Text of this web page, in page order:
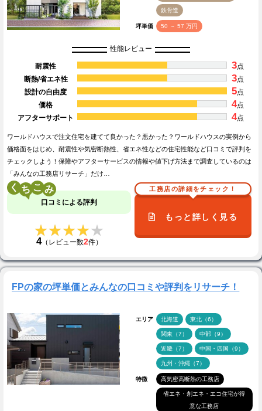
鉄骨造
坪単価 50 ～ 57 万円
性能レビュー
耐震性 3点
断熱/省エネ性
3点
設計の自由度
5点
価格
4点
アフターサポート
4点
ワールドハウスで注文住宅を建てて良かった？悪かった？ワールドハウスの実例から
価格面をはじめ、耐震性や気密断熱性、省エネ性などの住宅性能など口コミで評判を
チェックしよう！保障やアフターサービスの情報や値下げ方法まで調査しているのは
「みんなの工務店リサーチ」だけ…
く こ
口コミによる評判
★★★★★
★★★★★
4（レビュー数2件）
工務店の詳細をチェック！
もっと詳しく見る
FPの家の坪単価とみんなの口コミや評判をリサーチ！
エリア 北海道 東北（6）
関東（7） 中部（9）
近畿（7） 中国・四国（9）
九州・沖縄（7）
特徴 高気密高断熱の工務店
省エネ・創エネ・エコ住宅が得
意な工務店